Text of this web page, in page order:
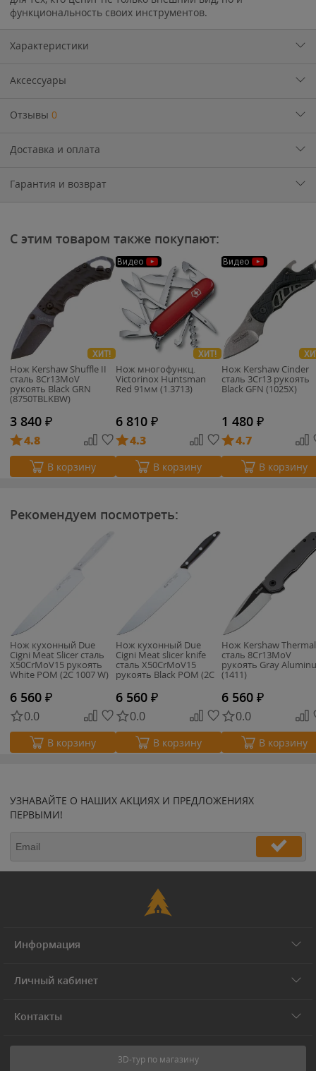
функциональность своих инструментов.
Характеристики
Аксессуары
Отзывы 0
Доставка и оплата
Гарантия и возврат
С этим товаром также покупают:
ХИТ!
Нож Kershaw Shuffle II
cталь 8Cr13MoV
рукоять Black GRN
(8750TBLKBW)
3 840 ₽
4.8
В корзину
Видео
ХИТ!
Нож многофункц.
Victorinox Huntsman
Red 91мм (1.3713)
6 810 ₽
4.3
В корзину
Видео
Нож Kershaw Cinder
cталь 3Cr13 рукоять
Black GFN (1025X)
1 480 ₽
4.7
В корзину
Рекомендуем посмотреть:
Нож кухонный Due
Cigni Meat Slicer cталь
X50CrMoV15 рукоять
White POM (2C 1007 W)
6 560 ₽
0.0
В корзину
Нож кухонный Due
Cigni Meat slicer knife
cталь X50CrMoV15
рукоять Black POM (2C
1007)
6 560 ₽
0.0
В корзину
Нож Kershaw Thermal
сталь 8Cr13MoV
рукоять Gray
(1411)
6 560 ₽
0.0
В корзину
УЗНАВАЙТЕ О НАШИХ АКЦИЯХ И ПРЕДЛОЖЕНИЯХ
ПЕРВЫМИ!
Информация
Личный кабинет
Контакты
3D-тур по магазину